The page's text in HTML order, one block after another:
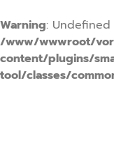
Warning:
/www/wwwroot/
content/plugins/
tool/classes/